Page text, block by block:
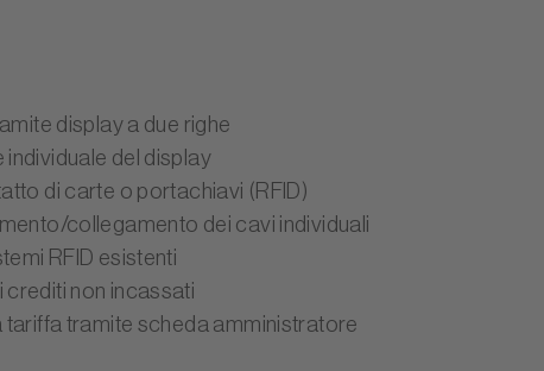
display a due righe
del display
di carte o portachiavi (RFID)
collegamento dei cavi individuali
RFID esistenti
non incassati
tariffa tramite scheda amministratore